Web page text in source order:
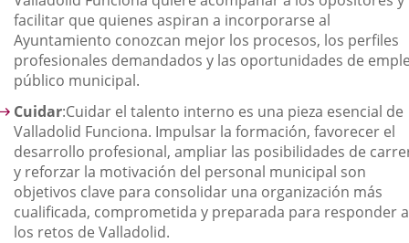
facilitar que quienes aspiran a incorporarse al
Ayuntamiento conozcan mejor los procesos, los perfiles
profesionales demandados y las oportunidades de
público municipal.
Cuidar:Cuidar el talento interno es una pieza esencial de
Valladolid Funciona. Impulsar la formación, favorecer el
desarrollo profesional, ampliar las posibilidades de
y reforzar la motivación del personal municipal son
objetivos clave para consolidar una organización más
cualificada, comprometida y preparada para responder a
los retos de Valladolid.